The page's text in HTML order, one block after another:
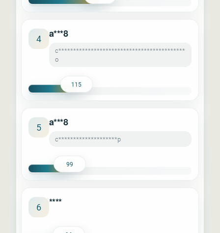
4 a***8
c*******************************************
o
115
5 a***8
c********************p
99
6 ****